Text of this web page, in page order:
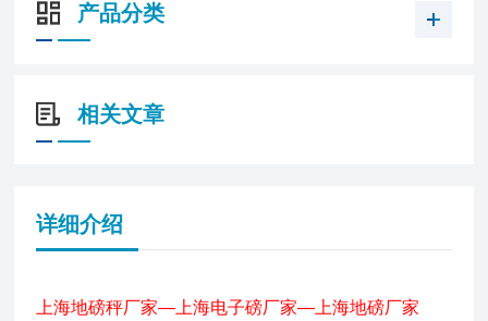
产品分类
相关文章
详细介绍
上海地磅秤厂家—上海电子磅厂家—上海地磅厂家